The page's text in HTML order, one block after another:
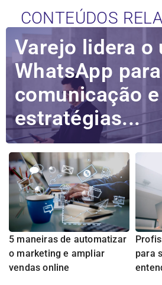
CONTEÚDOS
Varejo lidera o
WhatsApp para
comunicação e
estratégias...
5 maneiras de automatizar
o marketing e ampliar
vendas online
para